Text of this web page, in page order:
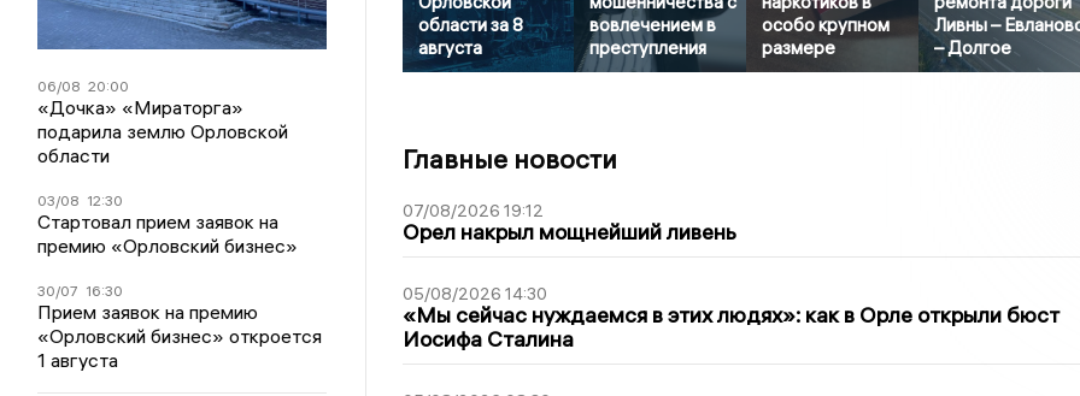
06/08 20:00
«Дочка» «Мираторга»
подарила землю Орловской
области
03/08 12:30
Стартовал прием заявок на
премию «Орловский бизнес»
30/07 16:30
Прием заявок на премию
«Орловский бизнес» откроется
1 августа
области за 8
августа
вовлечением в
преступления
особо крупном
размере
Ливны –
– Долгое
Главные новости
07/08/2026 19:12
Орел накрыл мощнейший ливень
05/08/2026 14:30
«Мы сейчас нуждаемся в этих людях»: как в Орле открыли бюст
Иосифа Сталина